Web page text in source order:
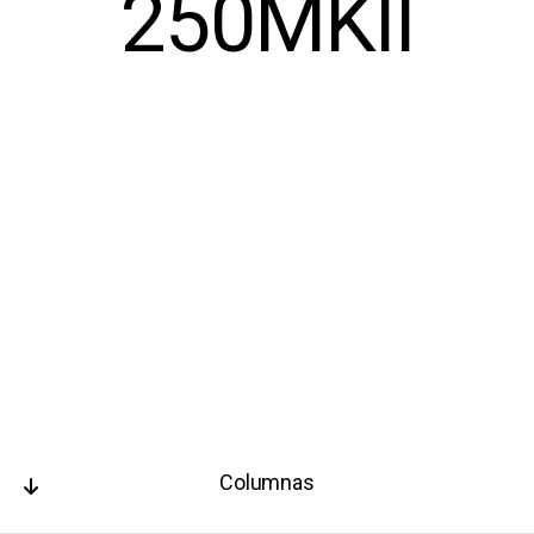
250MKII
Columnas